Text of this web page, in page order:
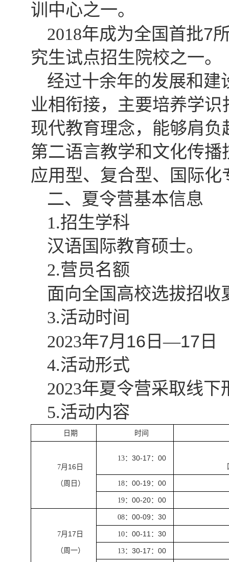
训中心之一。
2018年成为全国首批7
究生试点招生院校之一。
经过十余年的发展和建
业相衔接，主要培养学
现代教育理念，能够肩
第二语言教学和文化传
应用型、复合型、国际化
二、夏令营基本信息
1.招生学科
汉语国际教育硕士。
2.营员名额
面向全国高校选拔招收
3.活动时间
2023年7月 16 日—17 日
4.活动形式
2023年夏令营采取线下
5.活动内容
日期 时间
7月 16 日
（周日）
13： 30-17 ： 00
18： 00-19 ： 00
19： 00-20： 00
7月 17 日
（周一）
08： 00-09 ： 30
10： 00-11 ： 30
13： 30-17 ： 00